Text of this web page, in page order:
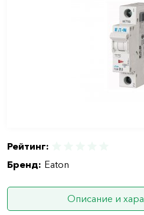
Рейтинг:
Бренд: Eaton
Описание и